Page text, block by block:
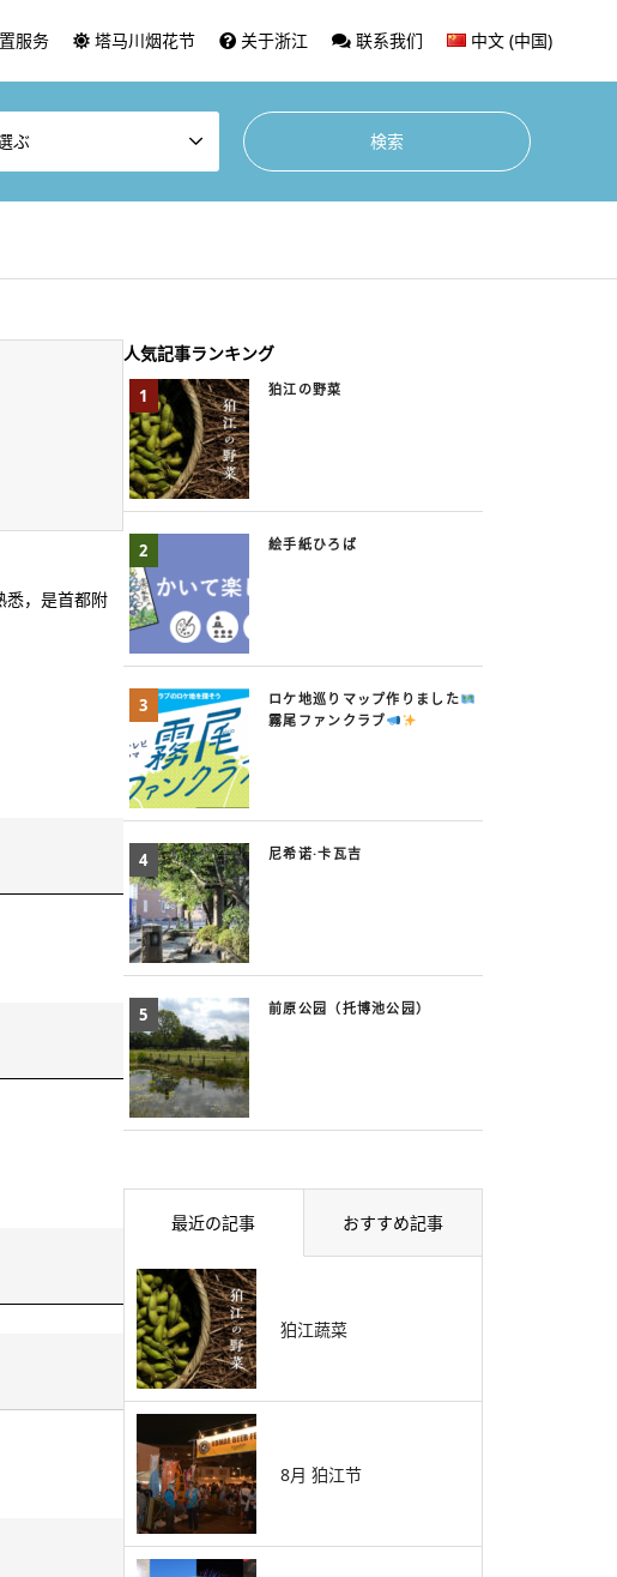
服务 塔马川烟花节 关于浙江 联系我们 中文 (中国)
ぶ
悉，是首都附
人気記事ランキング
狛江の野菜
絵手紙ひろば
ロケ地巡りマップ作りました
霧尾ファンクラブ
尼希诺·卡瓦吉
前原公园（托博池公园）
最近の記事 おすすめ記事
狛江蔬菜
8月 狛江节